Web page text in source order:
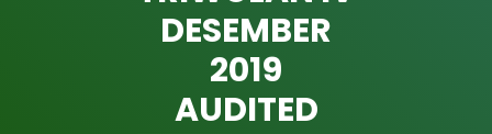
DESEMBER
2019
AUDITED